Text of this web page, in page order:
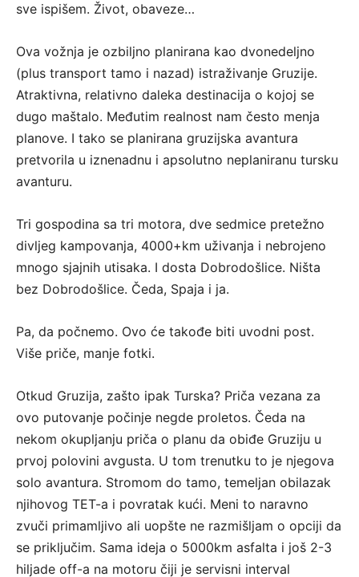
sve ispišem. Život, obaveze…
Ova vožnja je ozbiljno planirana kao dvonedeljno
(plus transport tamo i nazad) istraživanje Gruzije.
Atraktivna, relativno daleka destinacija o kojoj se
dugo maštalo. Međutim realnost nam često menja
planove. I tako se planirana gruzijska avantura
pretvorila u iznenadnu i apsolutno neplaniranu tursku
avanturu.
Tri gospodina sa tri motora, dve sedmice pretežno
divljeg kampovanja, 4000+km uživanja i nebrojeno
mnogo sjajnih utisaka. I dosta Dobrodošlice. Ništa
bez Dobrodošlice. Čeda, Spaja i ja.
Pa, da počnemo. Ovo će takođe biti uvodni post.
Više priče, manje fotki.
Otkud Gruzija, zašto ipak Turska? Priča vezana za
ovo putovanje počinje negde proletos. Čeda na
nekom okupljanju priča o planu da obiđe Gruziju u
prvoj polovini avgusta. U tom trenutku to je njegova
solo avantura. Stromom do tamo, temeljan obilazak
njihovog TET-a i povratak kući. Meni to naravno
zvuči primamljivo ali uopšte ne razmišljam o opciji da
se priključim. Sama ideja o 5000km asfalta i još 2-3
hiljade off-a na motoru čiji je servisni interval